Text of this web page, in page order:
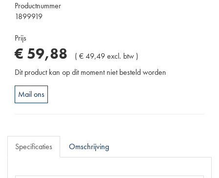
Productnummer
1899919
Prijs
€ 59,88 ( €49,49excl. btw )
Dit product kan op dit moment niet besteld worden
Mail ons
Specificaties Omschrijving